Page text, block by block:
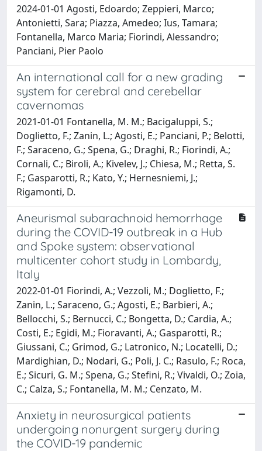
2024-01-01 Agosti, Edoardo; Zeppieri, Marco;
Antonietti, Sara; Piazza, Amedeo; Ius, Tamara;
Fontanella, Marco Maria; Fiorindi, Alessandro;
Panciani, Pier Paolo
An international call for a new grading
system for cerebral and cerebellar
cavernomas
2021-01-01 Fontanella, M. M.; Bacigaluppi, S.;
Doglietto, F.; Zanin, L.; Agosti, E.; Panciani, P.; Belotti,
F.; Saraceno, G.; Spena, G.; Draghi, R.; Fiorindi, A.;
Cornali, C.; Biroli, A.; Kivelev, J.; Chiesa, M.; Retta, S.
F.; Gasparotti, R.; Kato, Y.; Hernesniemi, J.;
Rigamonti, D.
Aneurismal subarachnoid hemorrhage
during the COVID-19 outbreak in a Hub
and Spoke system: observational
multicenter cohort study in Lombardy,
Italy
2022-01-01 Fiorindi, A.; Vezzoli, M.; Doglietto, F.;
Zanin, L.; Saraceno, G.; Agosti, E.; Barbieri, A.;
Bellocchi, S.; Bernucci, C.; Bongetta, D.; Cardia, A.;
Costi, E.; Egidi, M.; Fioravanti, A.; Gasparotti, R.;
Giussani, C.; Grimod, G.; Latronico, N.; Locatelli, D.;
Mardighian, D.; Nodari, G.; Poli, J. C.; Rasulo, F.; Roca,
E.; Sicuri, G. M.; Spena, G.; Stefini, R.; Vivaldi, O.; Zoia,
C.; Calza, S.; Fontanella, M. M.; Cenzato, M.
Anxiety in neurosurgical patients
undergoing nonurgent surgery during
the COVID-19 pandemic